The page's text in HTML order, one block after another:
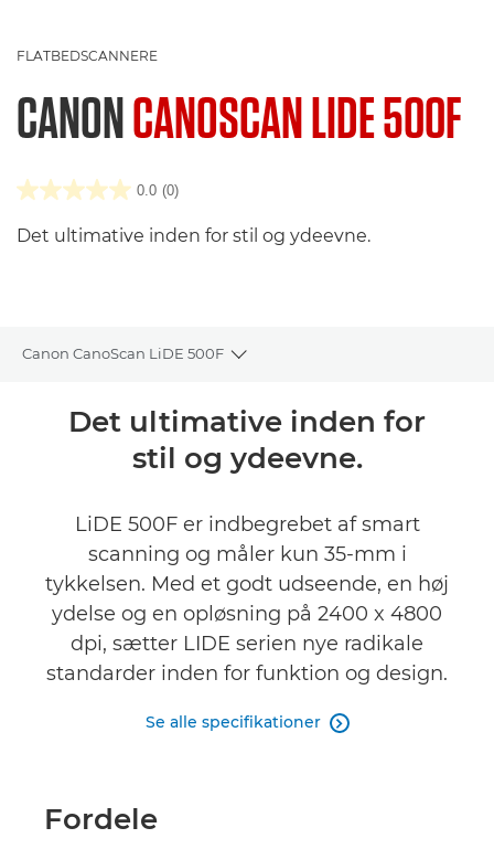
FLATBEDSCANNERE
CANONCANOSCAN LIDE 500F
0.0 (0)
Det ultimative inden for stil og ydeevne.
Canon CanoScan LiDE 500F
Toggle breadcrumbs
Oversigt
Anmeldelser
Det ultimative inden for
stil og ydeevne.
LiDE 500F er indbegrebet af smart
scanning og måler kun 35-mm i
tykkelsen. Med et godt udseende, en høj
ydelse og en opløsning på 2400 x 4800
dpi, sætter LIDE serien nye radikale
standarder inden for funktion og design.
Se alle specifikationer 
Fordele